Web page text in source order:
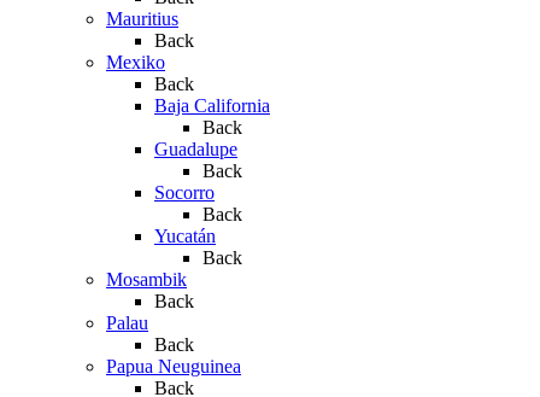
Mauritius
Back
Mexiko
Back
Baja California
Back
Guadalupe
Back
Socorro
Back
Yucatán
Back
Mosambik
Back
Palau
Back
Papua Neuguinea
Back